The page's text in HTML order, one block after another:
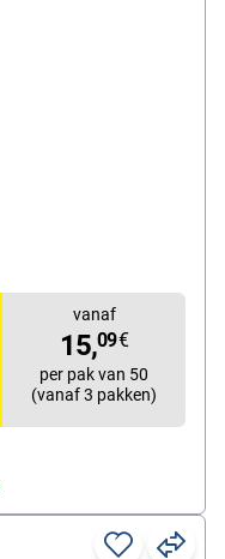
vanaf
15,09€
per pak van 50
(vanaf 3 pakken)